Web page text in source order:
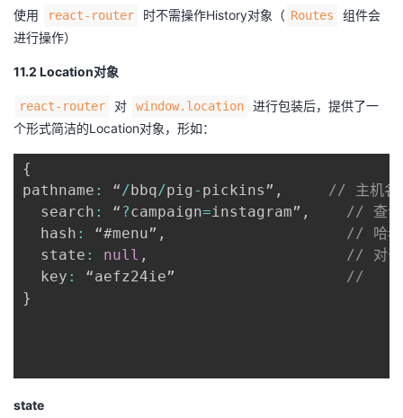
使用 react-router 时不需操作History对象（ Routes
组件会
进行操作）
11.2 Location对象
react-router 对 window.location
进行包装后，提供了一
个形式简洁的Location对象，形如：
{
pathname : “/bbq/pig - pickins” ,
// 主机名
  search
: “ ?campaign=instagram” ,
// 查询
  hash
: “#menu” ,
// 哈希
  state
: null ,
// 对
  key
: “aefz24ie” //
}
state